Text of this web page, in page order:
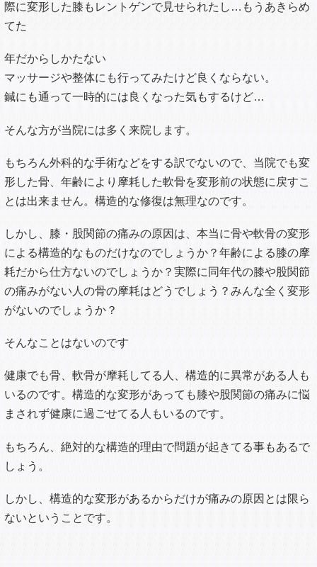
際に変形した膝もレントゲンで見せられたし…もうあきらめ
てた
年だからしかたない
マッサージや整体にも行ってみたけど良くならない。
鍼にも通って一時的には良くなった気もするけど…
そんな方が当院には多く来院します。
もちろん外科的な手術などをする訳でないので、当院でも変
形した骨、年齢により摩耗した軟骨を変形前の状態に戻すこ
とは出来ません。構造的な修復は無理なのです。
しかし、膝・股関節の痛みの原因は、本当に骨や軟骨の変形
による構造的なものだけなのでしょうか？年齢による膝の摩
耗だから仕方ないのでしょうか？実際に同年代の膝や股関節
の痛みがない人の骨の摩耗はどうでしょう？みんな全く変形
がないのでしょうか？
そんなことはないのです
健康でも骨、軟骨が摩耗してる人、構造的に異常がある人も
いるのです。構造的な変形があっても膝や股関節の痛みに悩
まされず健康に過ごせてる人もいるのです。
もちろん、絶対的な構造的理由で問題が起きてる事もあるで
しょう。
しかし、構造的な変形があるからだけが痛みの原因とは限ら
ないということです。